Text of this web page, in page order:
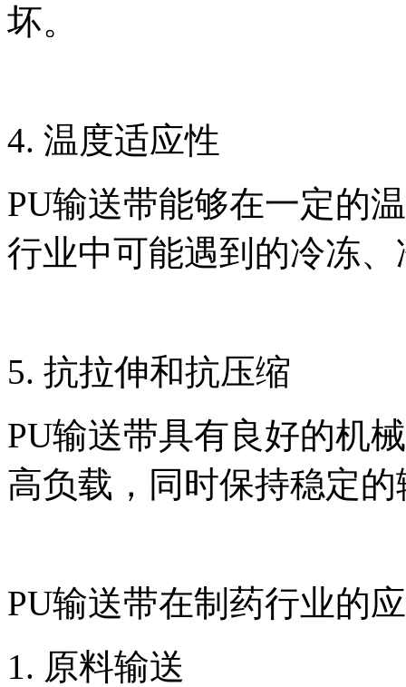
坏。
4. 温度适应性
PU输送带能够在一定的
行业中可能遇到的冷冻
5. 抗拉伸和抗压缩
PU输送带具有良好的机
高负载，同时保持稳定
PU输送带在制药行业的
1. 原料输送